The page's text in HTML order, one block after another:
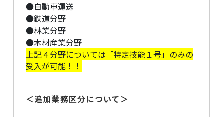
●自動車運送
●鉄道分野
●林業分野
●木材産業分野
上記４分野については「特定技能１号」のみの
受入が可能！！
＜追加業務区分について＞